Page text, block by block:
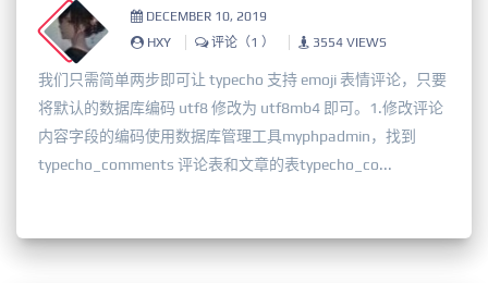
DECEMBER 10, 2019
HXY
评论（1 ） 3554 VIEWS
我们只需简单两步即可让 typecho 支持 emoji 表情评论，只要
将默认的数据库编码 utf8 修改为 utf8mb4 即可。1.修改评论
内容字段的编码使用数据库管理工具myphpadmin，找到
typecho_comments 评论表和文章的表typecho_co...